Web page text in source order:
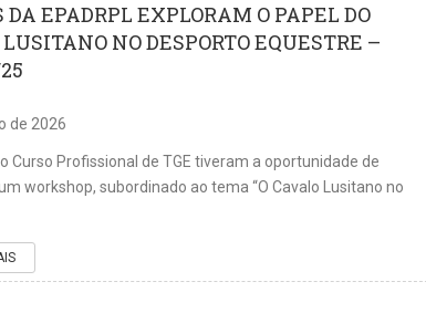
DA EPADRPL EXPLORAM O PAPEL DO
NO DESPORTO EQUESTRE –
de 2026
Curso Profissional de TGE tiveram a oportunidade de
workshop, subordinado ao tema “O Cavalo Lusitano no